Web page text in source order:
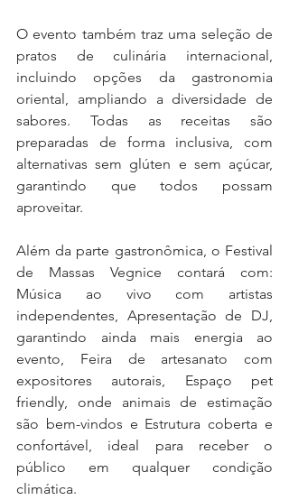
O evento também traz uma seleção de
pratos de culinária internacional,
incluindo opções da gastronomia
oriental, ampliando a diversidade de
sabores. Todas as receitas são
preparadas de forma inclusiva, com
alternativas sem glúten e sem açúcar,
garantindo que todos possam
aproveitar.
Além da parte gastronômica, o Festival
de Massas Vegnice contará com:
Música ao vivo com artistas
independentes, Apresentação de DJ,
garantindo ainda mais energia ao
evento, Feira de artesanato com
expositores autorais, Espaço pet
friendly, onde animais de estimação
são bem-vindos e Estrutura coberta e
confortável, ideal para receber o
público em qualquer condição
climática.